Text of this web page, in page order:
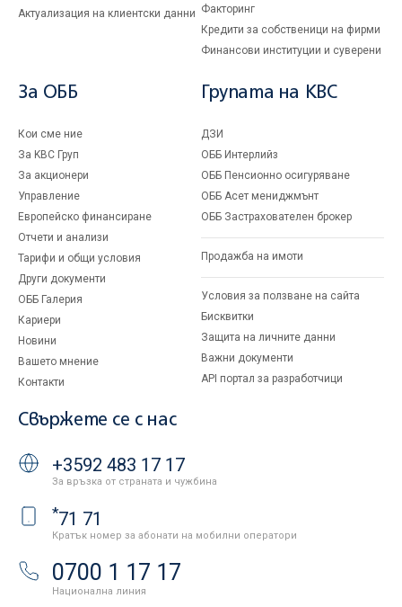
Актуализация на клиентски данни Факторинг
Кредити за собственици на фирми
Финансови институции и суверени
За ОББ
Кои сме ние
За KBC Груп
За акционери
Управление
Европейско финансиране
Отчети и анализи
Тарифи и общи условия
Други документи
ОББ Галерия
Кариери
Новини
Вашето мнение
Контакти
Групата на KBC
ДЗИ
ОББ Интерлийз
ОББ Пенсионно осигуряване
ОББ Асет мениджмънт
ОББ Застрахователен брокер
Продажба на имоти
Условия за ползване на сайта
Бисквитки
Защита на личните данни
Важни документи
API портал за разработчици
Свържете се с нас
+3592 483 17 17
За връзка от страната и чужбина
*71 71
Кратък номер за абонати на мобилни оператори
0700 1 17 17
Национална линия